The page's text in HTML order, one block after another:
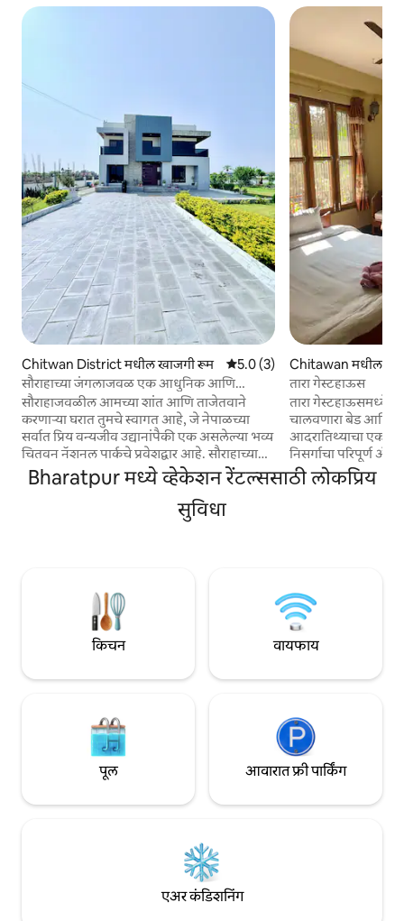
Chitwan District मधील खाजगी रूम 5 पैकी 5.0 सरासरी रेटिंग, 3 रिव्ह्यूज
5.0 (3)
सौराहाच्या जंगलाजवळ एक आधुनिक आणि
आरामदायक होमस्टे.
सौराहाजवळील आमच्या शांत आणि ताजेतवाने
करणाऱ्या घरात तुमचे स्वागत आहे, जे नेपाळच्या
सर्वात प्रिय वन्यजीव उद्यानांपैकी एक असलेल्या भव्य
चितवन नॅशनल पार्कचे प्रवेशद्वार आहे. सौराहाच्या
मध्यभागापासून काही मिनिटांच्या अंतरावर शांत,
हिरव्यागार परिसरात वसलेले. आम्ही जोशी जोडपे
आहोत, तुमचे मैत्रीपूर्ण आणि लक्ष देणारे होस्ट्स,
तुमचे वास्तव्य घरापासून दूर असलेल्या घरासारखे
खेळकर आणि सौम्य साथीदार जो गेस्ट्सवर प्रेम
Chitawan मधील
तारा गेस्टहाऊस
तारा गेस्टहाऊसमध्ये
चालवणारा बेड आणि
आदरातिथ्याचा एक
निसर्गाचा परिपूर्ण
जीवनाच्या अस्सल
गेस्टहाऊसमध्ये
निसर्गाच्या अद्भुत
शकता.
Bharatpur मध्ये व्हेकेशन रेंटल्ससाठी लोकप्रिय
सुविधा
किचन वायफाय
पूल आवारात फ्री पार्किंग
एअर कंडिशनिंग